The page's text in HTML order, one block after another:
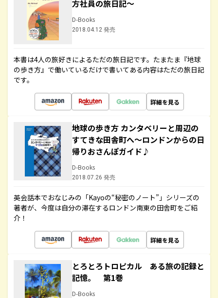
方社員の旅日記～
D-Books
2018.04.12 発売
本書は4人の旅好きによるただの旅日記です。たまたま『地球
の歩き方』で働いているだけで書いてある内容はただの旅日記
です。
詳細を見る
地球の歩き方 カンタベリーと周辺の
すてきな田舎町へ～ロンドンからの日
帰りおさんぽガイド♪
D-Books
2018.07.26 発売
英会話本でおなじみの「Kayoの“秘密のノート”」シリーズの
著者が、今度は自分の滞在するロンドン南東の田舎町をご紹
介！
詳細を見る
とろとろトロピカル ある旅の記録と
記憶。 第1巻
D-Books